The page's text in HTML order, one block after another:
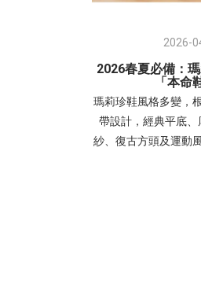
2026-
2026春夏必備：
「本命
瑪莉珍鞋風格多變，
帶設計，經典平底
紗、復古方頭及運動